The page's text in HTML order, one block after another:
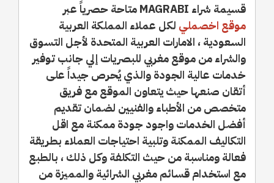
قسيمة شراء MAGRABI متاحة حصرياً عبر
موقع اخصملي لكل عملاء المملكة العربية
السعودية ، الامارات العربية المتحدة لأجل التسوق
والشراء من موقع مغربي للبصريات إلي جانب توفير
خدمات عالية الجودة والذي يُحرص جيداً على
أتقان صنعها حيث يتعاون الموقع مع فريق
متخصص من الأطباء والفنيين لضمان تقديم
أفضل الخدمات واجود جودة ممكنة مع اقل
التكاليف الممكنة وتلبية احتياجات العملاء بطريقة
فعالة ومناسبة من حيث التكلفة وكل ذلك ، بالطبع
مع استخدام قسائم مغربي الشرائية والمميزة من